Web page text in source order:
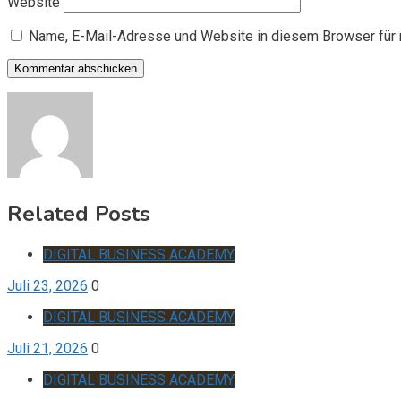
Name, E-Mail-Adresse und Website in diesem Browser
Related Posts
DIGITAL BUSINESS ACADEMY
Juli 23, 2026 0
DIGITAL BUSINESS ACADEMY
Juli 21, 2026 0
DIGITAL BUSINESS ACADEMY